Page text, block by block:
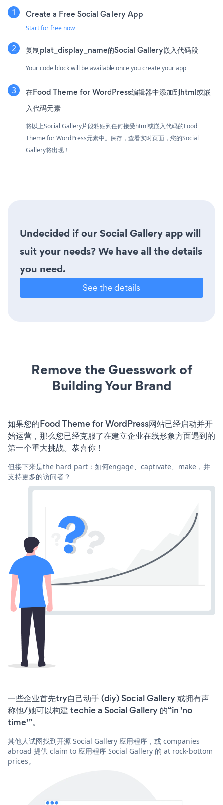
Create a Free Social Gallery App
Start for free now
复制plat_display_name的Social Gallery嵌入代码段
Your code block will be available once you create your app
在Food Theme for WordPress编辑器中添加到html或嵌
入代码元素
将以上Social Gallery片段粘贴到任何接受html或嵌入代码的Food
Theme for WordPress元素中。保存，查看实时页面，您的Social
Gallery将出现！
Undecided if our Social Gallery app will
suit your needs? We have all the details
you need.
See the details
Remove the Guesswork of
Building Your Brand
如果您的Food Theme for WordPress网站已经启动并开
始运营，那么您已经克服了在建立企业在线形象方面遇到的
第一个重大挑战。恭喜你！
但接下来是the hard part：如何engage、captivate、make，并
支持更多的访问者？
一些企业首先try自己动手 (diy) Social Gallery 或拥有声
称他/她可以构建 techie a Social Gallery 的“in 'no
time'”。
其他人试图找到开源 Social Gallery 应用程序，或 companies
abroad 提供 claim to 应用程序 Social Gallery 的 at rock-bottom
prices。